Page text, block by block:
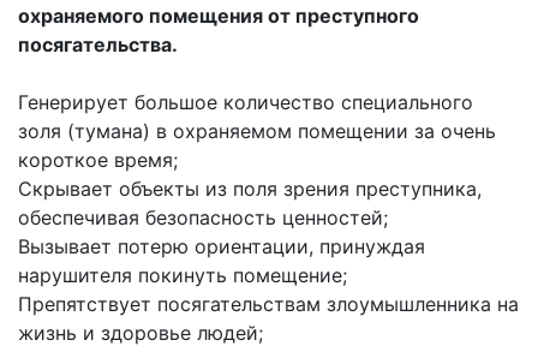
охраняемого помещения от преступного
посягательства.
Генерирует большое количество специального
золя (тумана) в охраняемом помещении за очень
короткое время;
Скрывает объекты из поля зрения преступника,
обеспечивая безопасность ценностей;
Вызывает потерю ориентации, принуждая
нарушителя покинуть помещение;
Препятствует посягательствам злоумышленника на
жизнь и здоровье людей;